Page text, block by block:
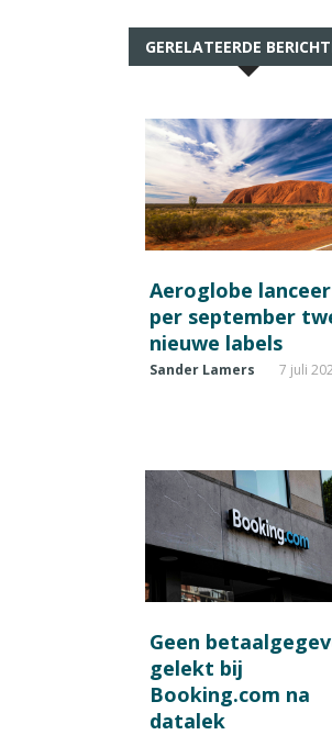
GERELATEERDE
Aeroglobe
per september
nieuwe labels
Sander Lamers 7 juli
Geen
gelekt bij
Booking.com na
datalek